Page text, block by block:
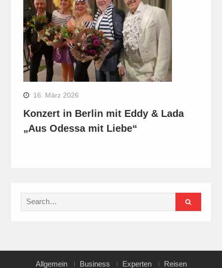
16. März 2026
Konzert in Berlin mit Eddy & Lada
„Aus Odessa mit Liebe“
Search
for:
Allgemein Business Experten Reisen